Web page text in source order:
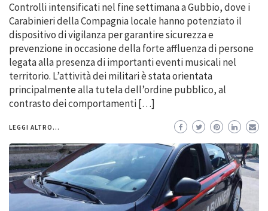
Controlli intensificati nel fine settimana a Gubbio, dove i
Carabinieri della Compagnia locale hanno potenziato il
dispositivo di vigilanza per garantire sicurezza e
prevenzione in occasione della forte affluenza di persone
legata alla presenza di importanti eventi musicali nel
territorio. L’attività dei militari è stata orientata
principalmente alla tutela dell’ordine pubblico, al
contrasto dei comportamenti […]
LEGGI ALTRO...